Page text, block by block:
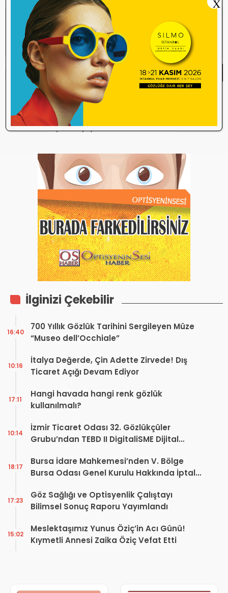
Yorum yazma kurallarınıokudum ve
kabul ediyorum.
Yorum Yap
Henüz bu içeriğe yorum yapılmamış.
İlk yorum yapan olmak ister misiniz?
İlginizi Çekebilir
700 Yıllık Gözlük Tarihini Sergileyen Müze
“Museo dell’Occhiale”
16:40
İtalya Değerde, Çin Adette Zirvede! Dış
Ticaret Açığı Devam Ediyor
10:16
Hangi havada hangi renk gözlük
kullanılmalı?
17:11
İzmir Ticaret Odası 32. Gözlükçüler
Grubu’ndan TEBD II DigitaliSME Dijital
10:14
Bursa İdare Mahkemesi’nden V. Bölge
Bursa Odası Genel Kurulu Hakkında İptal
18:17
Göz Sağlığı ve Optisyenlik Çalıştayı
Bilimsel Sonuç Raporu Yayımlandı
17:23
Meslektaşımız Yunus Öziç’in Acı Günü!
Kıymetli Annesi Zaika Öziç Vefat Etti
15:02
X